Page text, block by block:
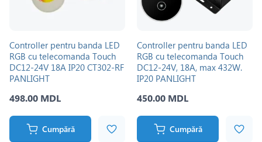
Controller pentru banda LED
RGB cu telecomanda Touch
DC12-24V 18A IP20 CT302-RF
PANLIGHT
498.00 MDL
Cumpără
Controller pentru banda LED
RGB cu telecomanda Touch
DC12-24V, 18A, max 432W.
IP20 PANLIGHT
450.00 MDL
Cumpără